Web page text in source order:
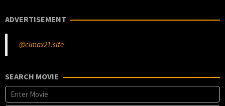
ADVERTISEMENT
@cimax21.site
SEARCH MOVIE